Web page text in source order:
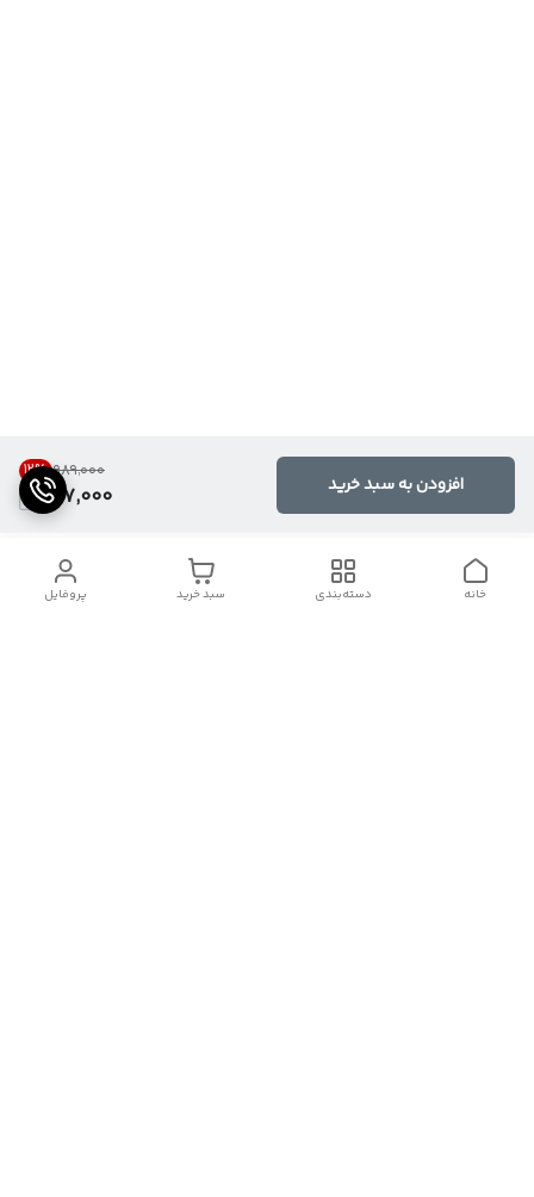
۹۸۹٬۰۰۰ 12%
867,000 افزودن به سبد خرید
پروفایل سبد خرید دسته‌بندی خانه